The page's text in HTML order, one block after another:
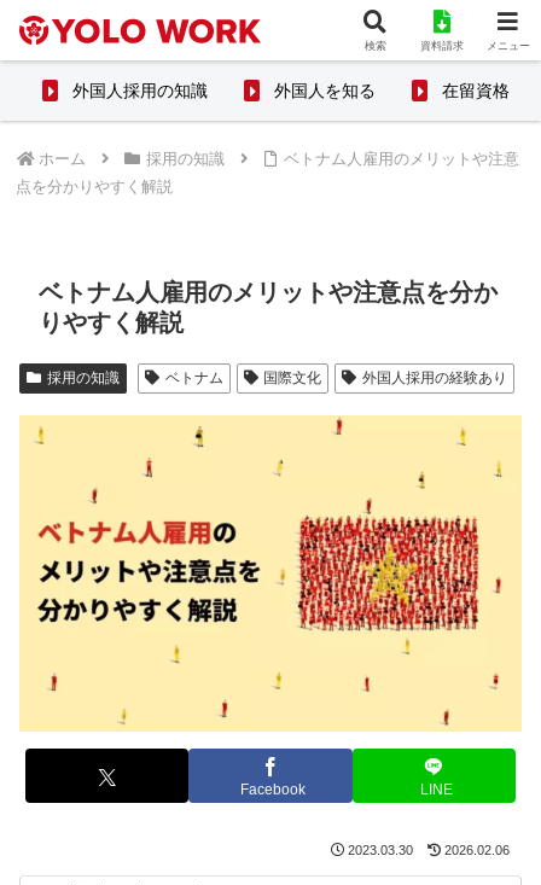
外国人採用の知識 外国人を知る 在留資格
ホーム 採用の知識
ベトナム人雇用のメリットや注意
点を分かりやすく解説
ベトナム人雇用のメリットや注意点を分か
りやすく解説
採用の知識 ベトナム 国際文化 外国人採用の経験あり
Facebook LINE
2023.03.30 2026.02.06
検索 資料請求 メニュー